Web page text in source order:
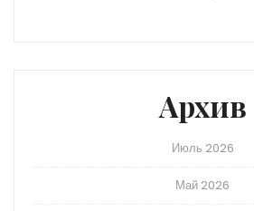
Архив
Июль 2026
Май 2026